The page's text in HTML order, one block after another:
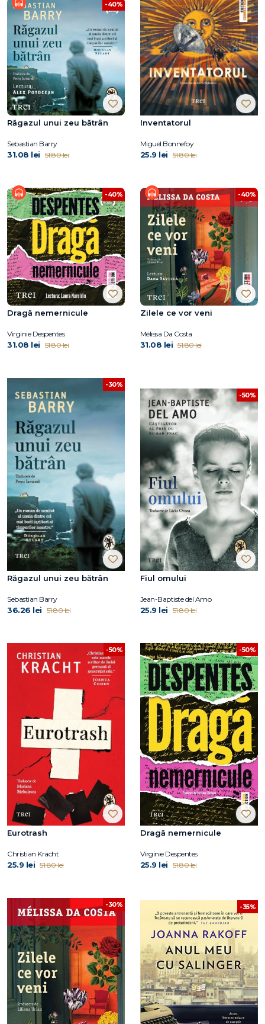
-40%
Răgazul unui zeu bătrân
Sebastian Barry
31.08 lei 51.80 lei
Inventatorul
Miguel Bonnefoy
25.9 lei 51.80 lei
-40%
Dragă nemernicule
Virginie Despentes
31.08 lei 51.80 lei
-40%
Zilele ce vor veni
Mélissa Da Costa
31.08 lei 51.80 lei
-30%
Răgazul unui zeu bătrân
Sebastian Barry
36.26 lei 51.80 lei
-50%
Fiul omului
Jean-Baptiste del Amo
25.9 lei 51.80 lei
-50%
Eurotrash
Christian Kracht
25.9 lei 51.80 lei
-50%
Dragă nemernicule
Virginie Despentes
25.9 lei 51.80 lei
-30% -35%